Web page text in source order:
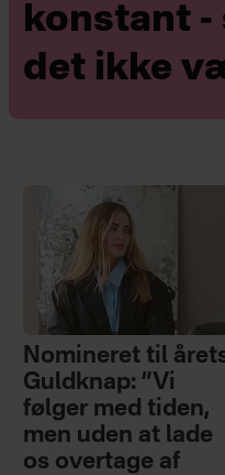
konstant -
det ikke
Nomineret til
Guldknap: ”Vi
følger med tiden,
men uden at lade
os overtage af